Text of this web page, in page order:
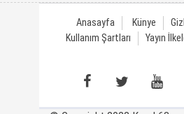
Anasayfa Künye
Kullanım Şartları
Yayın